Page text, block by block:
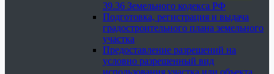
39.36 Земельного кодекса РФ
Подготовка, регистрация и выдача
градостроительного плана земельного
участка
Предоставление разрешений на
условно разрешенный вид
использования участка или объекта